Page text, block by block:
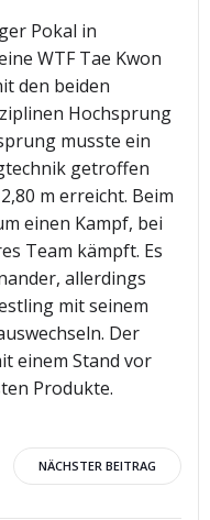
Pokal in
WTF Tae Kwon
den beiden
Hochsprung
musste ein
getroffen
m erreicht. Beim
einen Kampf, bei
Team kämpft. Es
allerdings
mit seinem
Der
einem Stand vor
Produkte.
NÄCHSTER BEITRAG